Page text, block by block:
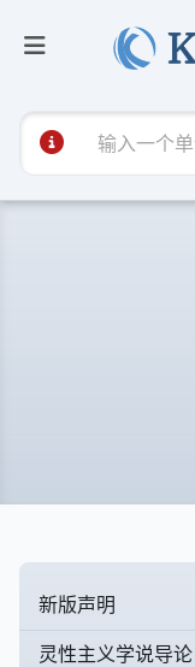
新版声明
灵性主义学说导论